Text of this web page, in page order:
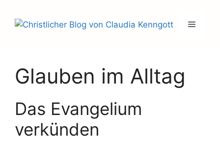
Inhalt
springen
Menü
Glauben im Alltag
Das Evangelium
verkünden